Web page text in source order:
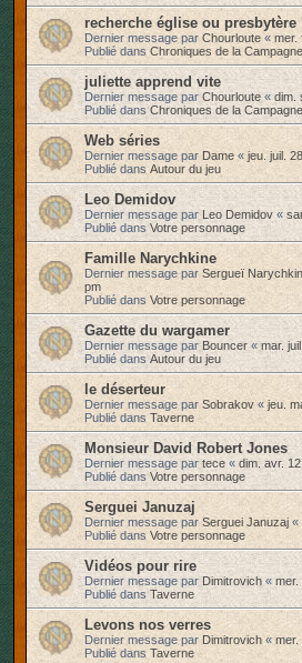
recherche église ou presbytère
Dernier message par Chourloute « mer.
Publié dans Chroniques de la
juliette apprend vite
Dernier message parChourloute « dim.
Publié dans Chroniques de la
Web séries
Dernier message par Dame« jeu. juil.
Publié dans Autour du jeu
Leo Demidov
Dernier message parLeo Demidov «
Publié dans Votre personnage
Famille Narychkine
Dernier message par Sergueï
pm
Publié dans Votre personnage
Gazette du wargamer
Dernier message parBouncer «mar.
Publié dans Autour du jeu
le déserteur
Dernier message par Sobrakov «jeu.
Publié dans Taverne
Monsieur David Robert Jones
Dernier message partece « dim. avr.
Publié dans Votre personnage
Serguei Januzaj
Dernier message par Serguei Januzaj «
Publié dans Votre personnage
Vidéos pour rire
Dernier message parDimitrovich « mer.
Publié dans Taverne
Levons nos verres
Dernier message par Dimitrovich « mer.
Publié dans Taverne